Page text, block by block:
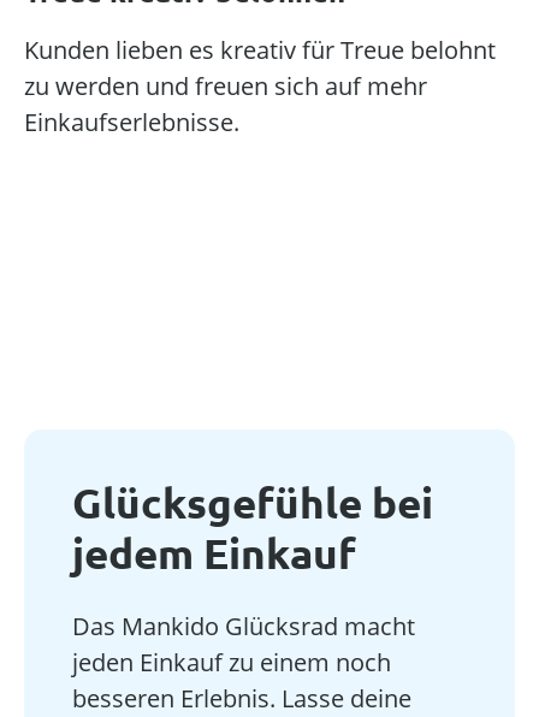
Kunden lieben es kreativ für Treue belohnt
zu werden und freuen sich auf mehr
Einkaufserlebnisse.
Glücksgefühle bei
jedem Einkauf
Das Mankido Glücksrad macht
jeden Einkauf zu einem noch
besseren Erlebnis. Lasse deine